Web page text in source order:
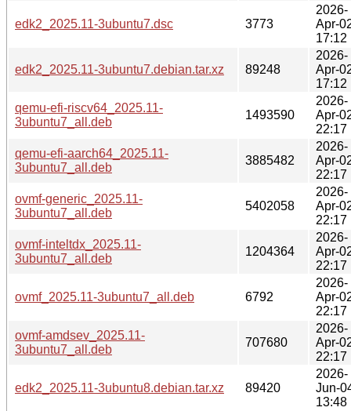
edk2_2025.11-3ubuntu7.dsc 3773
2026-
Apr-
17:12
edk2_2025.11-3ubuntu7.debian.tar.xz 89248
2026-
Apr-
17:12
qemu-efi-riscv64_2025.11-
3ubuntu7_all.deb
1493590
2026-
Apr-
22:17
qemu-efi-aarch64_2025.11-
3ubuntu7_all.deb
3885482
2026-
Apr-
22:17
ovmf-generic_2025.11-
3ubuntu7_all.deb
5402058
2026-
Apr-
22:17
ovmf-inteltdx_2025.11-
3ubuntu7_all.deb
1204364
2026-
Apr-
22:17
ovmf_2025.11-3ubuntu7_all.deb 6792
2026-
Apr-
22:17
ovmf-amdsev_2025.11-
3ubuntu7_all.deb
707680
2026-
Apr-
22:17
edk2_2025.11-3ubuntu8.debian.tar.xz 89420
2026-
Jun-
13:48